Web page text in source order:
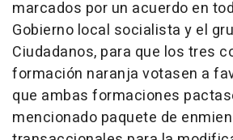
marcados por un acuerdo en
Gobierno local socialista y el
Ciudadanos, para que los tres
formación naranja votasen a
que ambas formaciones
mencionado paquete de